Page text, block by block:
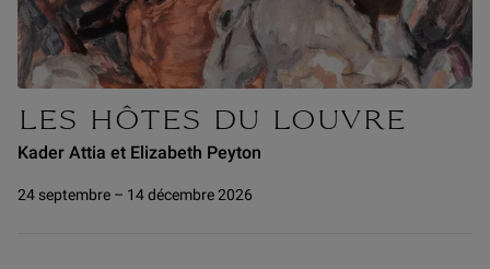
LES HÔTES DU LOUVRE
Kader Attia et Elizabeth Peyton
24 septembre – 14 décembre 2026